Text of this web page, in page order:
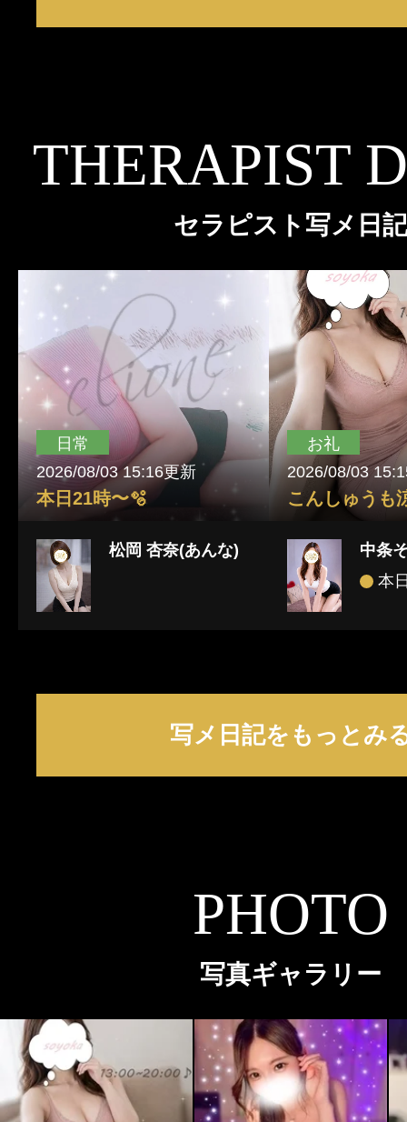
THERAPIST
セラピスト写メ日記
日常
2026/08/03 15:16更新
本日21時〜🫧
松岡 杏奈(あんな)
お礼
2026/08/03
中条
本
写メ日記をもっとみ
PHOTO
写真ギャラリー